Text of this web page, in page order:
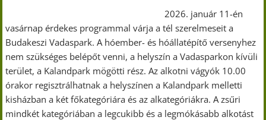
2026. január 11-én
vasárnap érdekes programmal várja a tél szerelmeseit a
Budakeszi Vadaspark. A hóember- és hóállatépítő versenyhez
nem szükséges belépőt venni, a helyszín a Vadasparkon kívüli
terület, a Kalandpark mögötti rész. Az alkotni vágyók 10.00
órakor regisztrálhatnak a helyszínen a Kalandpark melletti
kisházban a két főkategóriára és az alkategóriákra. A zsűri
mindkét kategóriában a legcukibb és a legmókásabb alkotást